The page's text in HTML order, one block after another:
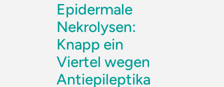
Epidermale
Nekrolysen:
Knapp ein
Viertel wegen
Antiepileptika